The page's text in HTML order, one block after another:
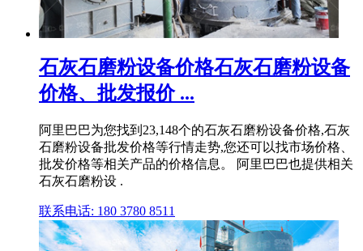
石灰石磨粉设备价格石灰石磨粉设备
价格、批发报价 ...
阿里巴巴为您找到23,148个的石灰石磨粉设备价格,石灰
石磨粉设备批发价格等行情走势,您还可以找市场价格、
批发价格等相关产品的价格信息。 阿里巴巴也提供相关
石灰石磨粉设 .
联系电话: 180 3780 8511